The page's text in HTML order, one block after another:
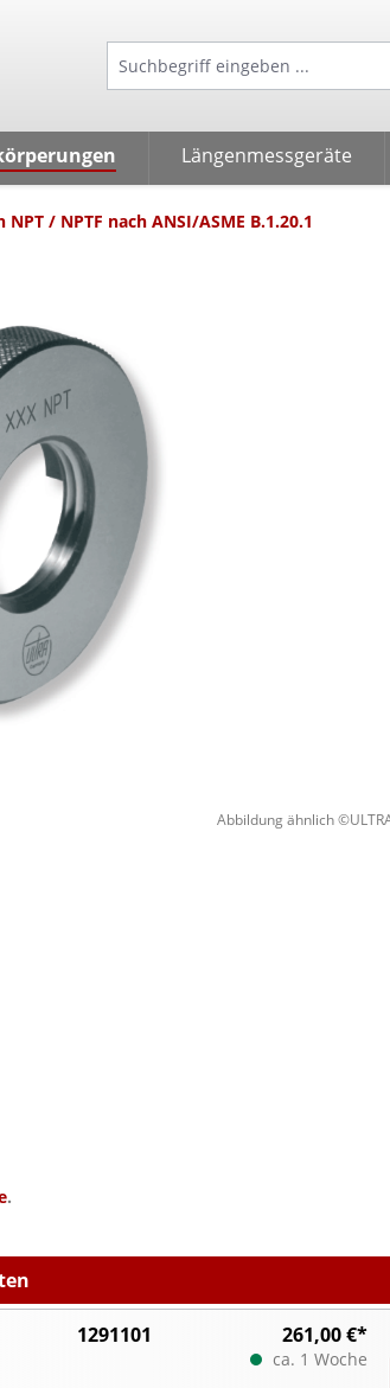
Längenmessgeräte
/ NPTF nach ANSI/ASME B.1.20.1
Abbildung ähnlich
.
1291101 261,00 €*
ca. 1 Woche